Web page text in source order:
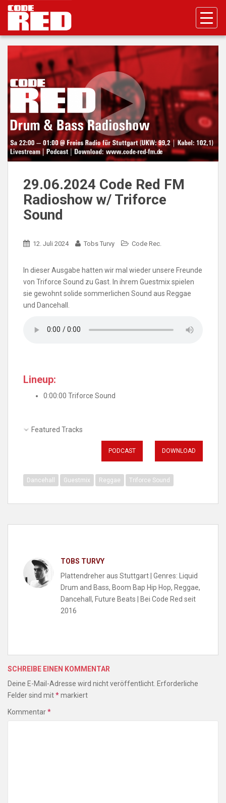
p
29.06.2024 Code Red FM
Radioshow w/ Triforce
Sound
12. Juli 2024 Tobs Turvy Code Rec.
In dieser Ausgabe hatten wir mal wieder unsere Freunde
von Triforce Sound zu Gast. In ihrem Guestmix spielen
sie gewohnt solide sommerlichen Sound aus Reggae
und Dancehall.
Lineup:
0:00:00 Triforce Sound
Featured Tracks
DOWNLOAD
PODCAST
Dancehall Guestmix Reggae Triforce Sound
TOBS TURVY
Plattendreher aus Stuttgart | Genres: Liquid
Drum and Bass, Boom Bap Hip Hop, Reggae,
Dancehall, Future Beats | Bei Code Red seit
2016
SCHREIBE EINEN KOMMENTAR
Deine E-Mail-Adresse wird nicht veröffentlicht. Erforderliche
Felder sind mit*markiert
Kommentar*